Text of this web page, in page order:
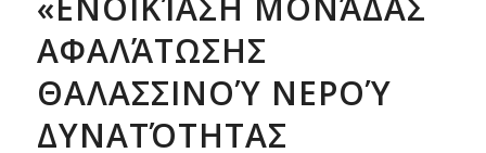
ΑΦΑΛΆΤΩΣΗΣ
ΘΑΛΑΣΣΙΝΟΎ ΝΕΡΟΎ
ΔΥΝΑΤΌΤΗΤΑΣ